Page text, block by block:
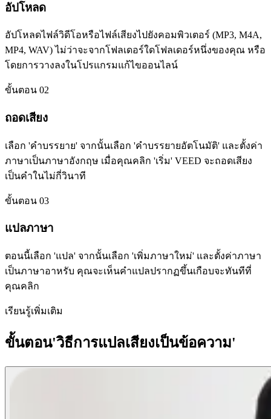
อัปโหลด
อัปโหลดไฟล์วิดีโอหรือไฟล์เสียงไปยังคอมพิวเตอร์ (MP3, M4A,
MP4, WAV) ไม่ว่าจะจากโฟลเดอร์ใดโฟลเดอร์หนึ่งของคุณ หรือ
โดยการวางลงในโปรแกรมแก้ไขออนไลน์
ขั้นตอน 02
ถอดเสียง
เลือก 'คำบรรยาย' จากนั้นเลือก 'คำบรรยายอัตโนมัติ' และตั้งค่า
ภาษาเป็นภาษาอังกฤษ เมื่อคุณคลิก 'เริ่ม' VEED จะถอดเสียง
เป็นคำในไม่กี่วินาที
ขั้นตอน 03
แปลภาษา
ตอนนี้เลือก 'แปล' จากนั้นเลือก 'เพิ่มภาษาใหม่' และตั้งค่าภาษา
เป็นภาษาอาหรับ คุณจะเห็นคำแปลปรากฏขึ้นเกือบจะทันทีที่
คุณคลิก
เรียนรู้เพิ่มเติม
ขั้นตอน'วิธีการแปลเสียงเป็นข้อความ'